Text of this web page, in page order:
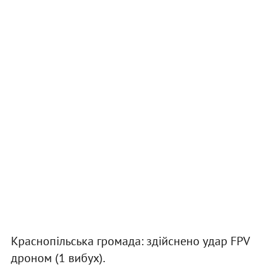
Краснопільська громада: здійснено удар FPV
дроном (1 вибух).